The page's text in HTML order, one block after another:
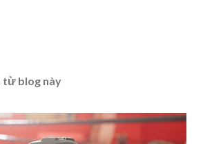
từ blog này